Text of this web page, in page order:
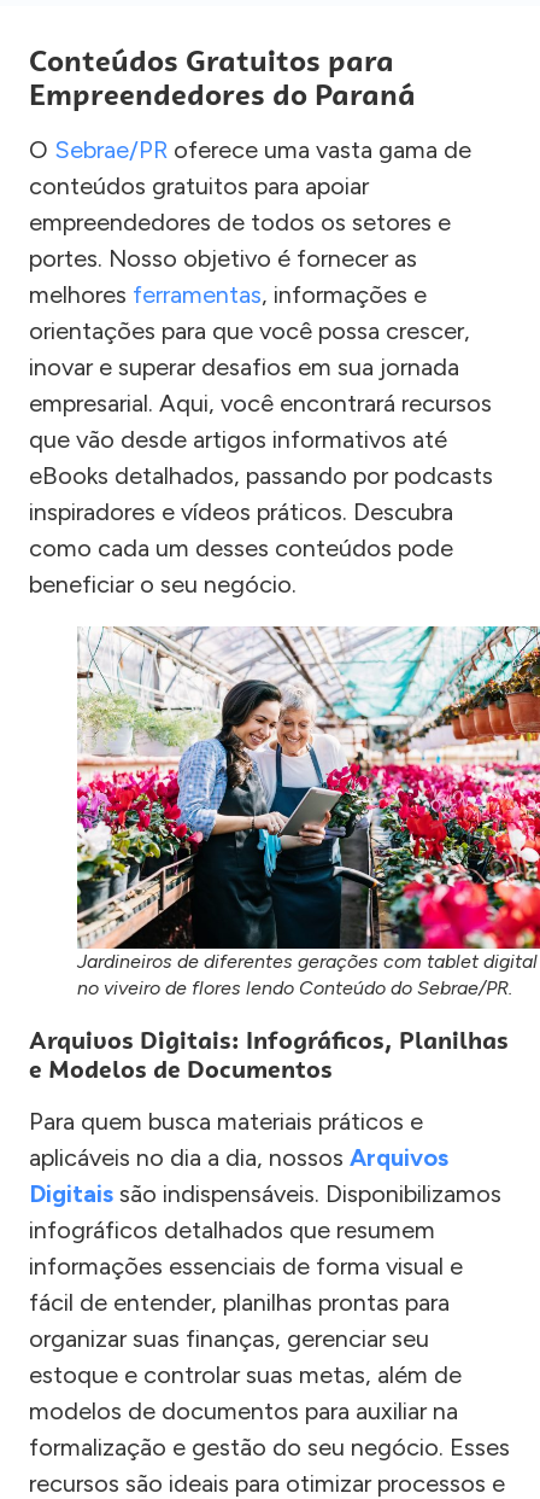
Conteúdos Gratuitos para
Empreendedores do Paraná
O Sebrae/PR oferece uma vasta gama de
conteúdos gratuitos para apoiar
empreendedores de todos os setores e
portes. Nosso objetivo é fornecer as
melhores ferramentas, informações e
orientações para que você possa crescer,
inovar e superar desafios em sua jornada
empresarial. Aqui, você encontrará recursos
que vão desde artigos informativos até
eBooks detalhados, passando por podcasts
inspiradores e vídeos práticos. Descubra
como cada um desses conteúdos pode
beneficiar o seu negócio.
Jardineiros de diferentes gerações com tablet digital
no viveiro de flores lendo Conteúdo do Sebrae/PR.
Arquivos Digitais: Infográficos, Planilhas
e Modelos de Documentos
Para quem busca materiais práticos e
aplicáveis no dia a dia, nossos Arquivos
Digitais são indispensáveis. Disponibilizamos
infográficos detalhados que resumem
informações essenciais de forma visual e
fácil de entender, planilhas prontas para
organizar suas finanças, gerenciar seu
estoque e controlar suas metas, além de
modelos de documentos para auxiliar na
formalização e gestão do seu negócio. Esses
recursos são ideais para otimizar processos e